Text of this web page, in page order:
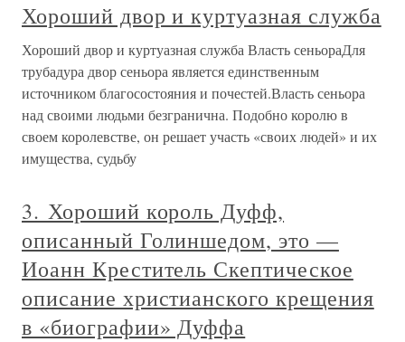
Хороший двор и куртуазная служба
Хороший двор и куртуазная служба Власть сеньораДля
трубадура двор сеньора является единственным
источником благосостояния и почестей.Власть сеньора
над своими людьми безгранична. Подобно королю в
своем королевстве, он решает участь «своих людей» и их
имущества, судьбу
3. Хороший король Дуфф,
описанный Голиншедом, это —
Иоанн Креститель Скептическое
описание христианского крещения
в «биографии» Дуффа